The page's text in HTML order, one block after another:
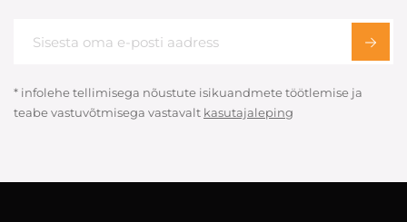
* infolehe tellimisega nõustute isikuandmete töötlemise ja
teabe vastuvõtmisega vastavalt kasutajaleping